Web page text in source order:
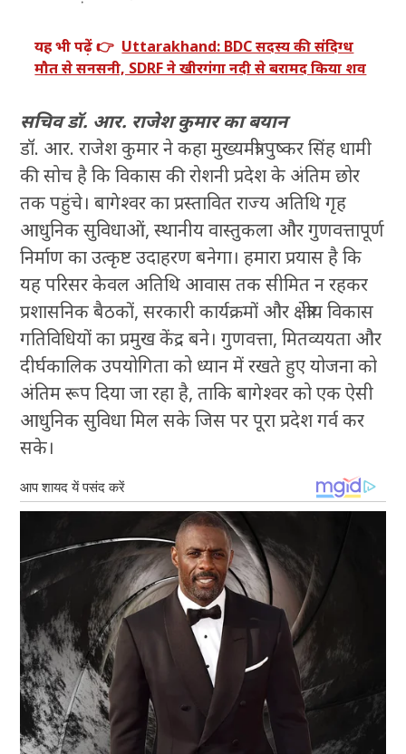
यह भी पढ़ें 👉 Uttarakhand: BDC सदस्य की संदिग्ध
मौत से सनसनी, SDRF ने खीरगंगा नदी से बरामद किया शव
सचिव डॉ. आर. राजेश कुमार का बयान
डॉ. आर. राजेश कुमार ने कहा मुख्यमंत्री पुष्कर सिंह धामी
की सोच है कि विकास की रोशनी प्रदेश के अंतिम छोर
तक पहुंचे। बागेश्वर का प्रस्तावित राज्य अतिथि गृह
आधुनिक सुविधाओं, स्थानीय वास्तुकला और गुणवत्तापूर्ण
निर्माण का उत्कृष्ट उदाहरण बनेगा। हमारा प्रयास है कि
यह परिसर केवल अतिथि आवास तक सीमित न रहकर
प्रशासनिक बैठकों, सरकारी कार्यक्रमों और क्षेत्रीय विकास
गतिविधियों का प्रमुख केंद्र बने। गुणवत्ता, मितव्ययता और
दीर्घकालिक उपयोगिता को ध्यान में रखते हुए योजना को
अंतिम रूप दिया जा रहा है, ताकि बागेश्वर को एक ऐसी
आधुनिक सुविधा मिल सके जिस पर पूरा प्रदेश गर्व कर
सके।